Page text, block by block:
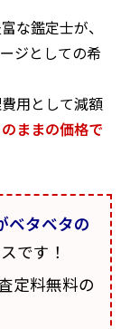
な鑑定士が、
ジとしての希
用として減額
ままの価格で
ベタベタの
です！
定料無料の